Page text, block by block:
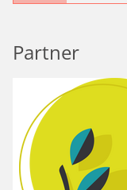
Partner